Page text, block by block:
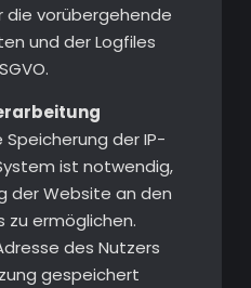
die vorübergehende
und der Logfiles
der IP-
ist notwendig,
der Website an den
zu ermöglichen.
des Nutzers
gespeichert